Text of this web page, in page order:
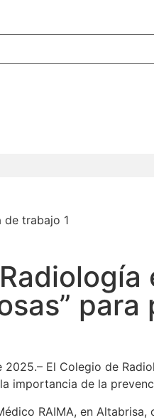
El Colegio de
importancia de la
RAIMA, en